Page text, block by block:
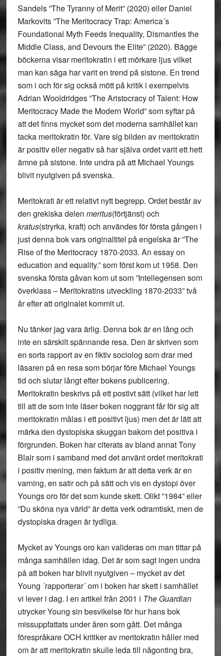
Sandels ”The Tyranny of Merit” (2020) eller Daniel
Markovits ”The Meritocracy Trap: America´s
Foundational Myth Feeds Inequality, Dismantles the
Middle Class, and Devours the Elite” (2020). Bägge
böckerna visar meritokratin i ett mörkare ljus vilket
man kan säga har varit en trend på sistone. En trend
som i och för sig också mött på kritik i exempelvis
Adrian Wooldridges ”The Aristocracy of Talent: How
Meritocracy Made the Modern World” som syftar på
att det finns mycket som det moderna samhället kan
tacka meritokratin för. Vare sig bilden av meritokratin
är positiv eller negativ så har själva ordet varit ett hett
ämne på sistone. Inte undra på att Michael Youngs
blivit nyutgiven på svenska.
Meritokrati är ett relativt nytt begrepp. Ordet består av
den grekiska delen meritus(förtjänst) och
kratus(stryrka, kraft) och användes för första gången i
just denna bok vars originaltitel på engelska är ”The
Rise of the Meritocracy 1870-2033. An essay on
education and equality.” som först kom ut 1958. Den
svenska första gåvan kom ut som ”Intellegensen som
överklass – Meritokratins utveckling 1870-2033” två
år efter att originalet kommit ut.
Nu tänker jag vara ärlig. Denna bok är en lång och
inte en särskilt spännande resa. Den är skriven som
en sorts rapport av en fiktiv sociolog som drar med
läsaren på en resa som börjar före Michael Youngs
tid och slutar långt efter bokens publicering.
Meritokratin beskrivs på ett postivt sätt (vilket har lett
till att de som inte läser boken noggrant får för sig att
meritokratin målas i ett positivt ljus) men det är lätt att
märka den dystopiska skuggan bakom det positiva i
förgrunden. Boken har citerats av bland annat Tony
Blair som i samband med det använt ordet meritokrati
i positiv mening, men faktum är att detta verk är en
varning, en satir och på sätt och vis en dystopi över
Youngs oro för det som kunde skett. Olikt ”1984” eller
”Du sköna nya värld” är detta verk odramtiskt, men de
dystopiska dragen är tydliga.
Mycket av Youngs oro kan valideras om man tittar på
många samhällen idag. Det är som sagt ingen undra
på att boken har blivit nyutgiven – mycket av det
Young ´rapporterar´ om i boken har skett i samhället
vi lever i dag. I en artikel från 2001 i The Guardian
utrycker Young sin besvikelse för hur hans bok
missuppfattats under åren som gått. Det många
förespråkare OCH kritiker av meritokratin håller med
om är att meritokratin skulle leda till någonting bra,